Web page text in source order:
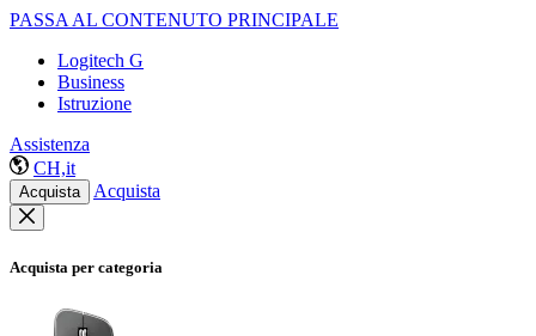
PASSA AL CONTENUTO PRINCIPALE
Logitech G
Business
Istruzione
Assistenza
CH,it
Acquista Acquista
Acquista per categoria